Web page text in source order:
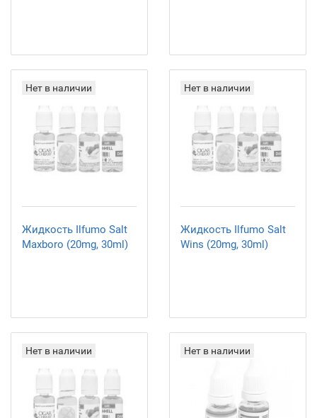
Нет в наличии
Жидкость Ilfumo Salt
Maxboro (20mg, 30ml)
Нет в наличии
Жидкость Ilfumo Salt
Wins (20mg, 30ml)
Нет в наличии Нет в наличии